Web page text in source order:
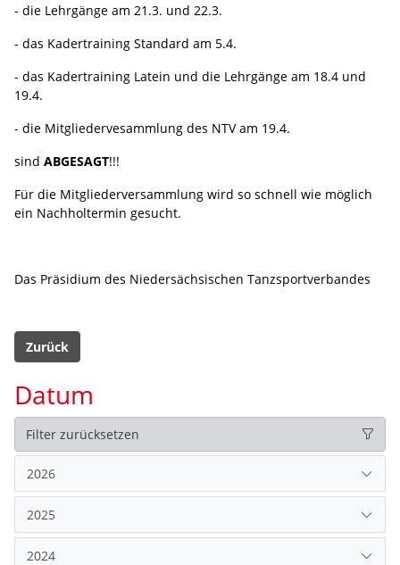
- die Lehrgänge am 21.3. und 22.3.
- das Kadertraining Standard am 5.4.
- das Kadertraining Latein und die Lehrgänge am 18.4 und
19.4.
- die Mitgliedervesammlung des NTV am 19.4.
sind ABGESAGT!!!
Für die Mitgliederversammlung wird so schnell wie möglich
ein Nachholtermin gesucht.
Das Präsidium des Niedersächsischen Tanzsportverbandes
Zurück
Datum
Filter zurücksetzen
2026
2025
2024